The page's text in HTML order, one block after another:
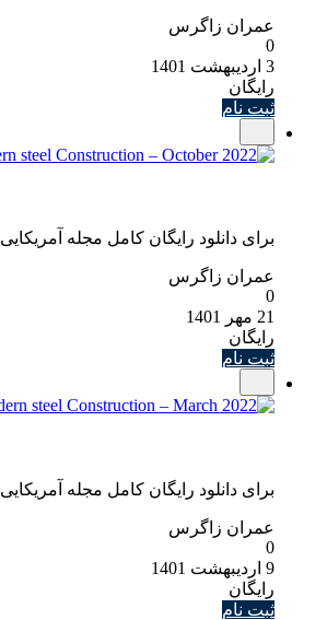
عمران زاگرس
0
3 اردیبهشت 1401
رایگان
ثبت نام
برای دانلود رایگان کامل مجله آمریکایی Modern Steel Construction نسخه October 2022 روی لینک زیر کلیک کنید. دانلود نسخه زبان اصلی و رایگان مقاله
عمران زاگرس
0
21 مهر 1401
رایگان
ثبت نام
برای دانلود رایگان کامل مجله آمریکایی Modern Steel Construction نسخه March 2022 روی لینک زیر کلیک کنید. دانلود نسخه زبان اصلی و رایگان مقاله
عمران زاگرس
0
9 اردیبهشت 1401
رایگان
ثبت نام